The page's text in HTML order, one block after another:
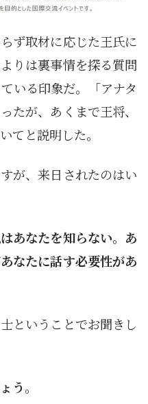
ず取材に応じた王氏に
りは裏事情を探る質問
いる印象だ。「アナタ
たが、あくまで王将、
てと説明した。
が、来日されたのはい
あなたを知らない。あ
なたに話す必要性があ
ということでお聞きし
う。